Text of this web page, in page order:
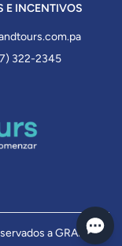
E INCENTIVOS
322-2345
a GRAND